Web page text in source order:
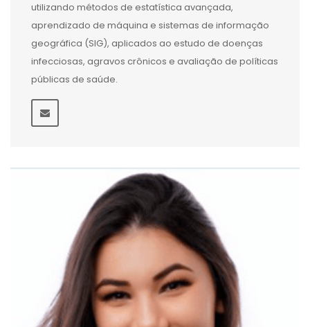
utilizando métodos de estatística avançada,
aprendizado de máquina e sistemas de informação
geográfica (SIG), aplicados ao estudo de doenças
infecciosas, agravos crônicos e avaliação de políticas
públicas de saúde.